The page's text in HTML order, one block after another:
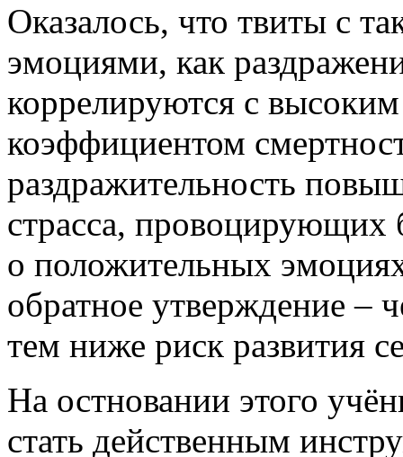
Оказалось, что твиты с
эмоциями, как
коррелируются с
коэффициентом
раздражительность
страсса, провоцирующих
о положительных
обратное утверждение –
тем ниже риск развития
На остновании этого
стать действенным